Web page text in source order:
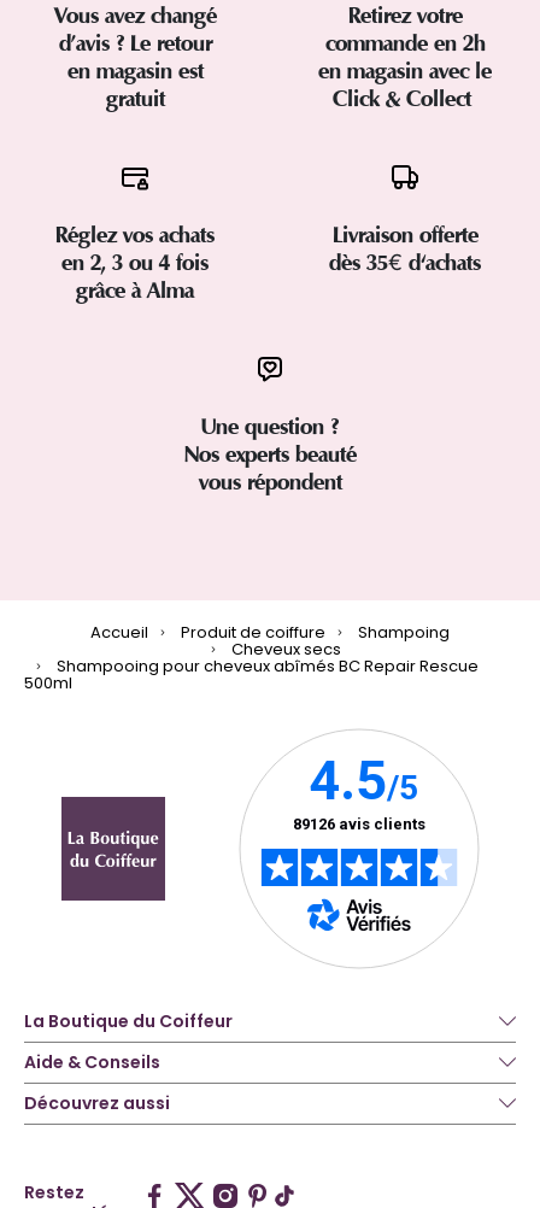
Vous avez changé
d’avis ? Le retour
en magasin est
gratuit
Retirez votre
commande en 2h
en magasin avec le
Click & Collect
Réglez vos achats
en 2, 3 ou 4 fois
grâce à Alma
Livraison offerte
dès 35€ d'achats
Une question ?
Nos experts beauté
vous répondent
Accueil Produit de coiffure Shampoing
Cheveux secs
Shampooing pour cheveux abîmés BC Repair Rescue
500ml
La Boutique du Coiffeur
Aide & Conseils
Découvrez aussi
Restez